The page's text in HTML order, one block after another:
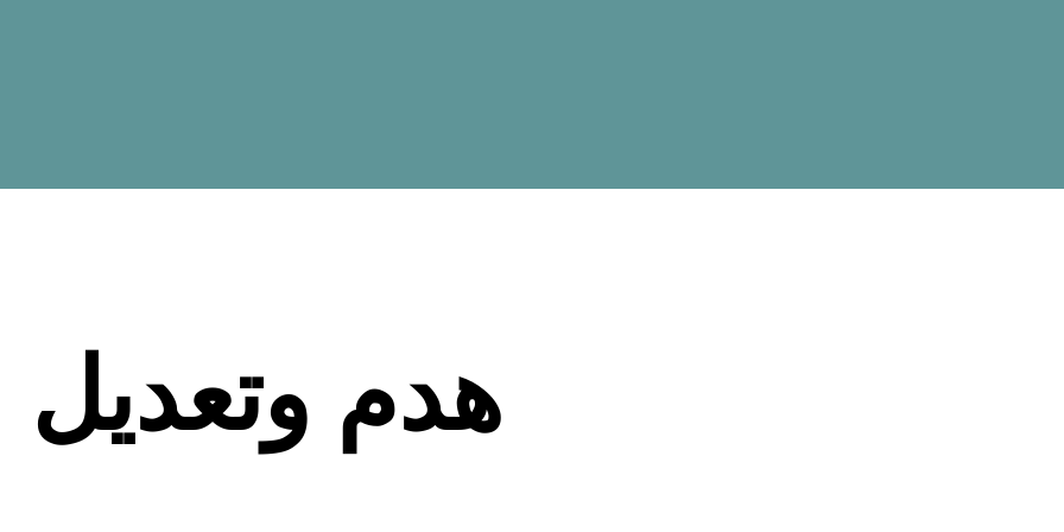
هدم وتعديل